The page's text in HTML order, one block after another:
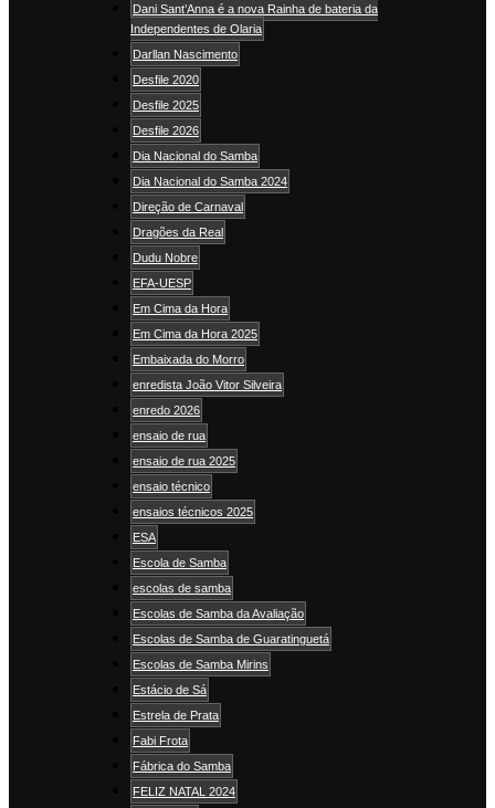
Dani Sant’Anna é a nova Rainha de bateria da
Independentes de Olaria
Darllan Nascimento
Desfile 2020
Desfile 2025
Desfile 2026
Dia Nacional do Samba
Dia Nacional do Samba 2024
Direção de Carnaval
Dragões da Real
Dudu Nobre
EFA-UESP
Em Cima da Hora
Em Cima da Hora 2025
Embaixada do Morro
enredista João Vitor Silveira
enredo 2026
ensaio de rua
ensaio de rua 2025
ensaio técnico
ensaios técnicos 2025
ESA
Escola de Samba
escolas de samba
Escolas de Samba da Avaliação
Escolas de Samba de Guaratinguetá
Escolas de Samba Mirins
Estácio de Sá
Estrela de Prata
Fabi Frota
Fábrica do Samba
FELIZ NATAL 2024